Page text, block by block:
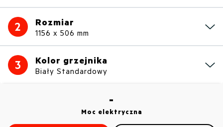
2 Rozmiar
1156 x 506 mm
3 Kolor grzejnika
Biały Standardowy
-
Moc elektryczna